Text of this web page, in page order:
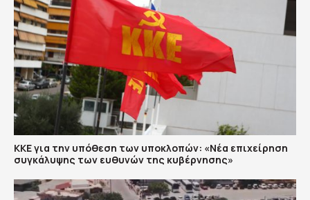
ΚΚΕ για την υπόθεση των υποκλοπών: «Νέα επιχείρηση
συγκάλυψης των ευθυνών της κυβέρνησης»